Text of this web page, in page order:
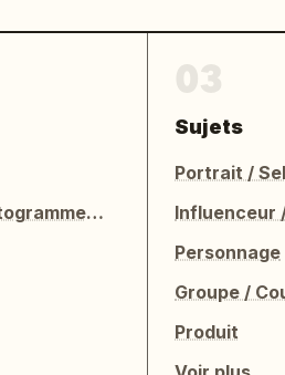
Image cinématographique / Photogramme de film
Sujets
Portrait /
Influenceur
Personnage
Groupe /
Produit